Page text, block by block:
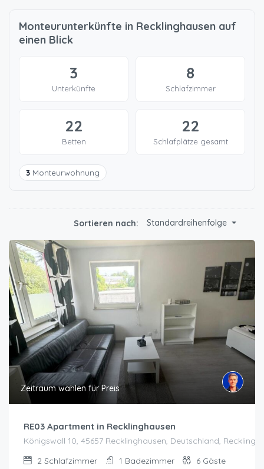
Monteurunterkünfte in Recklinghausen auf
einen Blick
3
Unterkünfte
8
Schlafzimmer
22
Betten
22
Schlafplätze gesamt
3 Monteurwohnung
Sortieren nach: Standardreihenfolge
Zeitraum wählen für Preis
RE03 Apartment in Recklinghausen
Königswall 10, 45657 Recklinghausen, Deutschland,
2 Schlafzimmer 1 Badezimmer 6 Gäste